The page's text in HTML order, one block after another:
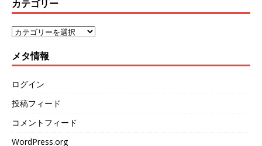
カテゴリー
メタ情報
ログイン
投稿フィード
コメントフィード
WordPress.org